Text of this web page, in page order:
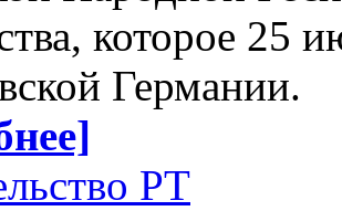
которое 25
Германии.
РТ